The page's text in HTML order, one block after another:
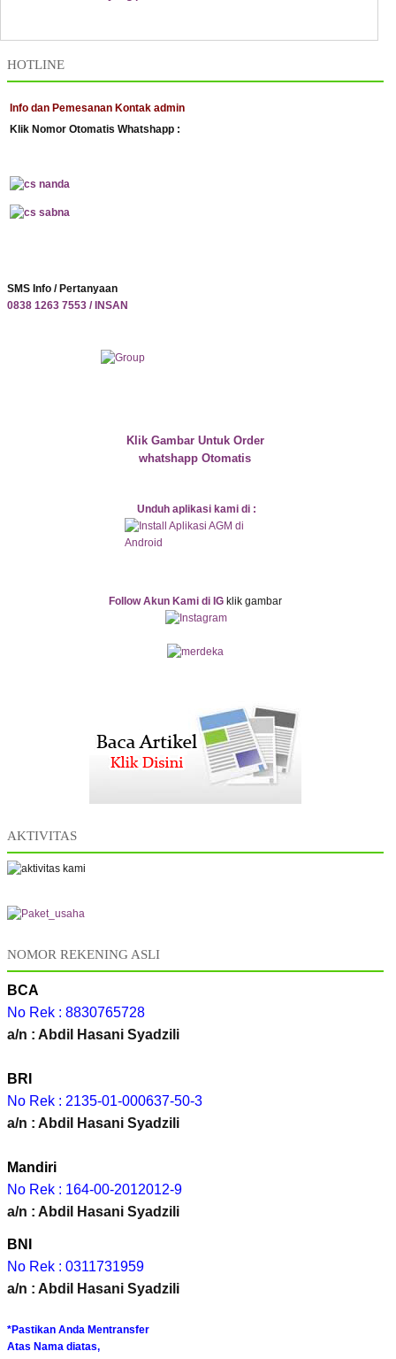
HOTLINE
Info dan Pemesanan Kontak admin
Klik Nomor Otomatis Whatshapp :
SMS Info / Pertanyaan
0838 1263 7553 / INSAN
Klik Gambar Untuk Order
whatshapp Otomatis
Unduh aplikasi kami di :
Follow Akun Kami di IGklik gambar
AKTIVITAS
NOMOR REKENING ASLI
BCA
No Rek : 8830765728
a/n : Abdil Hasani Syadzili
BRI
No Rek : 2135-01-000637-50-3
a/n : Abdil Hasani Syadzili
Mandiri
No Rek : 164-00-2012012-9
a/n : Abdil Hasani Syadzili
BNI
No Rek : 0311731959
a/n : Abdil Hasani Syadzili
*Pastikan Anda Mentransfer
Atas Nama diatas,